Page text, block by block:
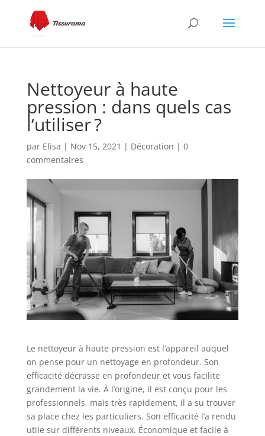
Nettoyeur à haute
pression : dans quels cas
l’utiliser ?
par Elisa | Nov 15, 2021 | Décoration | 0
commentaires
Le nettoyeur à haute pression est l’appareil auquel
on pense pour un nettoyage en profondeur. Son
efficacité décrasse en profondeur et vous facilite
grandement la vie. À l’origine, il est conçu pour les
professionnels, mais très rapidement, il a su trouver
sa place chez les particuliers. Son efficacité l’a rendu
utile sur différents niveaux. Économique et facile à